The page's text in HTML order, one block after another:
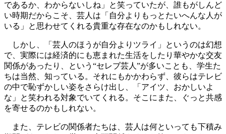
であるか、わからないしね」と笑っていたが、誰もがしんど
い時期だからこそ、芸人は「自分よりもっとたいへんな人が
いる」と思わせてくれる貴重な存在なのかもしれない。
しかし、「芸人のほうが自分よりツライ」というのは幻想
で、実際には経済的にも恵まれた生活をしたり華やかな交友
関係があったり、という“セレブ芸人”が多いことも、学生た
ちは当然、知っている。それにもかかわらず、彼らはテレビ
の中で恥ずかしい姿をさらけ出し、「アイツ、おかしいよ
な」と笑われる対象でいてくれる。そこにまた、ぐっと共感
を寄せるのかもしれない。
また、テレビの関係者たちは、芸人は何といっても下積み